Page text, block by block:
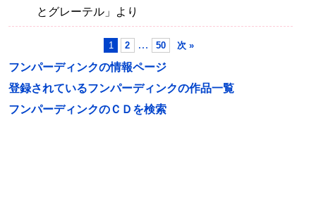
とグレーテル」より
1 2 … 50 次 »
フンパーディンクの情報ページ
登録されているフンパーディンクの作品一覧
フンパーディンクのＣＤを検索